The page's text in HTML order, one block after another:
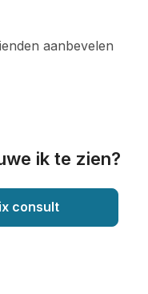
aanbevelen
ik te zien?
consult